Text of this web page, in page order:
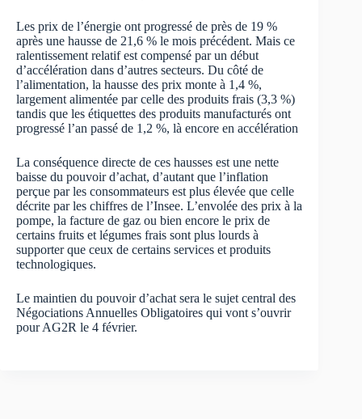
Les prix de l’énergie ont progressé de près de 19 %
après une hausse de 21,6 % le mois précédent. Mais ce
ralentissement relatif est compensé par un début
d’accélération dans d’autres secteurs. Du côté de
l’alimentation, la hausse des prix monte à 1,4 %,
largement alimentée par celle des produits frais (3,3 %)
tandis que les étiquettes des produits manufacturés ont
progressé l’an passé de 1,2 %, là encore en accélération
La conséquence directe de ces hausses est une nette
baisse du pouvoir d’achat, d’autant que l’inflation
perçue par les consommateurs est plus élevée que celle
décrite par les chiffres de l’Insee. L’envolée des prix à la
pompe, la facture de gaz ou bien encore le prix de
certains fruits et légumes frais sont plus lourds à
supporter que ceux de certains services et produits
technologiques.
Le maintien du pouvoir d’achat sera le sujet central des
Négociations Annuelles Obligatoires qui vont s’ouvrir
pour AG2R le 4 février.